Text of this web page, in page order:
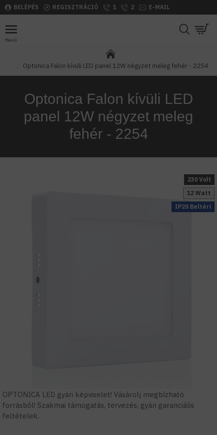
BELÉPÉS REGISZTRÁCIÓ 1 2 E-MAIL
Optonica Falon kívüli LED panel 12W négyzet meleg fehér - 2254
Optonica Falon kívüli LED
panel 12W négyzet meleg
fehér - 2254
IP20 Beltéri
12 Watt
230 Volt
OPTONICA LED gyári képviselet! Vásárolj megbízható
forrásból! Szakmai támogatás, tervezés, gyári garanciális
feltételek.